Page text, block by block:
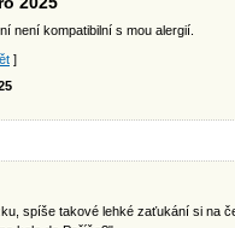
není kompatibilní s mou alergií.
]
spíše takové lehké zaťukání si na